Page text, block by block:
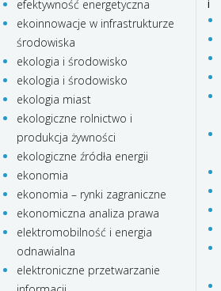
efektywność energetyczna
ekoinnowacje w infrastrukturze
środowiska
ekologia i środowisko
ekologia i środowisko
ekologia miast
ekologiczne rolnictwo i
produkcja żywności
ekologiczne źródła energii
ekonomia
ekonomia – rynki zagraniczne
ekonomiczna analiza prawa
elektromobilność i energia
odnawialna
elektroniczne przetwarzanie
i